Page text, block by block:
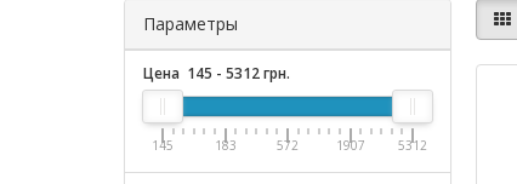
Параметры
Цена 145 - 5312грн.
145 183 572 1907 5312